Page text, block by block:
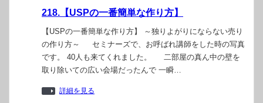
218.【USPの一番簡単な作り方】
【USPの一番簡単な作り方】 ～独りよがりにならない売り
の作り方～ セミナーズで、お呼ばれ講師をした時の写真
です。 40人も来てくれました。 二部屋の真ん中の壁を
取り除いての広い会場だったんで 一瞬…
詳細を見る